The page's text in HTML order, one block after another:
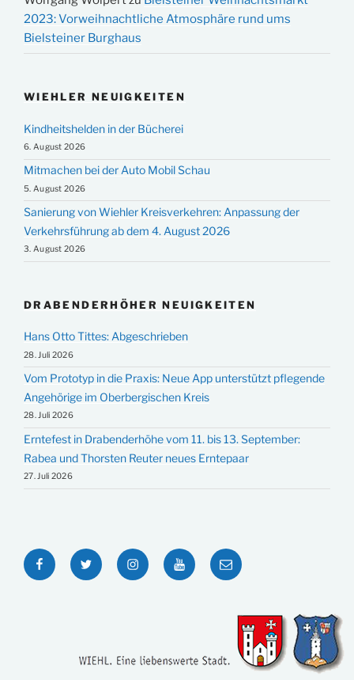
2023: Vorweihnachtliche Atmosphäre rund ums
Bielsteiner Burghaus
WIEHLER NEUIGKEITEN
Kindheitshelden in der Bücherei
6. August 2026
Mitmachen bei der Auto Mobil Schau
5. August 2026
Sanierung von Wiehler Kreisverkehren: Anpassung der
Verkehrsführung ab dem 4. August 2026
3. August 2026
DRABENDERHÖHER NEUIGKEITEN
Hans Otto Tittes: Abgeschrieben
28. Juli 2026
Vom Prototyp in die Praxis: Neue App unterstützt pflegende
Angehörige im Oberbergischen Kreis
28. Juli 2026
Erntefest in Drabenderhöhe vom 11. bis 13. September:
Rabea und Thorsten Reuter neues Erntepaar
27. Juli 2026
FacebookTwitter InstagramYouTubeE-
Mail